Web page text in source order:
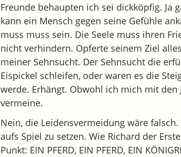
Freunde behaupten ich sei dickköpfig. Ja
kann ein Mensch gegen seine Gefühle
muss muss sein. Die Seele muss ihren
nicht verhindern. Opferte seinem Ziel
meiner Sehnsucht. Der Sehnsucht die
Eispickel schleifen, oder waren es die
werde. Erhängt. Obwohl ich mich mit
vermeine.
Nein, die Leidensvermeidung wäre
aufs Spiel zu setzen. Wie Richard der
Punkt: EIN PFERD, EIN PFERD, EIN